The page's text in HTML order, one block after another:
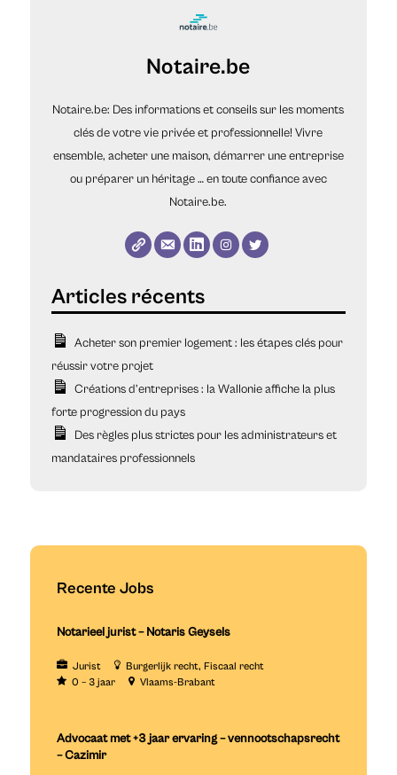
Notaire.be
Notaire.be: Des informations et conseils sur les moments
clés de votre vie privée et professionnelle! Vivre
ensemble, acheter une maison, démarrer une entreprise
ou préparer un héritage … en toute confiance avec
Notaire.be.
Acheter son premier logement : les étapes clés pour
réussir votre projet
Créations d’entreprises : la Wallonie affiche la plus
forte progression du pays
Des règles plus strictes pour les administrateurs et
mandataires professionnels
Recente Jobs
Notarieel jurist – Notaris Geysels
Jurist Burgerlijk recht
Fiscaal recht
0 – 3 jaar
Vlaams-Brabant
Advocaat met +3 jaar ervaring – vennootschapsrecht
– Cazimir